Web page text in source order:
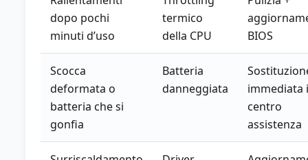
dopo pochi
minuti d’uso
termico
della CPU
BIOS
Scocca
deformata o
batteria che si
gonfia
Batteria
danneggiata
immediata
centro
assistenza